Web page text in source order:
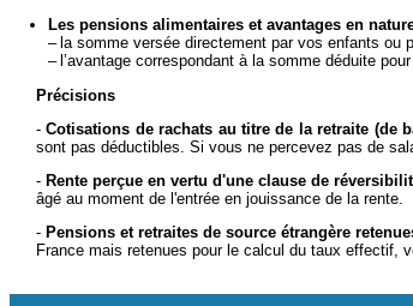
Les pensions alimentaires et avantages en
– la somme versée directement par vos enfants
– l’avantage correspondant à la somme déduite
Précisions
-Cotisations de rachats au titre de la retraite (de
sont pas déductibles. Si vous ne percevez pas de
- Rente perçue en vertu d'une clause de
âgé au moment de l'entrée en jouissance de la rente.
- Pensions et retraites de source étrangère
France mais retenues pour le calcul du taux effectif,